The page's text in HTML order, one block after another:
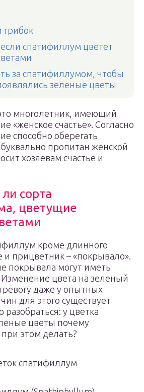
грибок
спатифиллум цветет
за спатифиллумом, чтобы
зеленые цветы
многолетник, имеющий
«женское счастье». Согласно
способно оберегать
пропитан женской
хозяевам счастье и
сорта
цветущие
кроме длинного
и прицветник – «покрывало».
покрывала могут иметь
цвета на зеленый
даже у опытных
для этого существует
разобраться: у цветка
цветы почему
этом делать?
спатифиллум